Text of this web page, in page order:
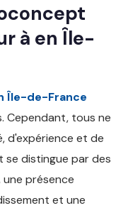
à en Île-
Île-de-France
Cependant, tous ne
d'expérience et de
distingue par des
présence
et une